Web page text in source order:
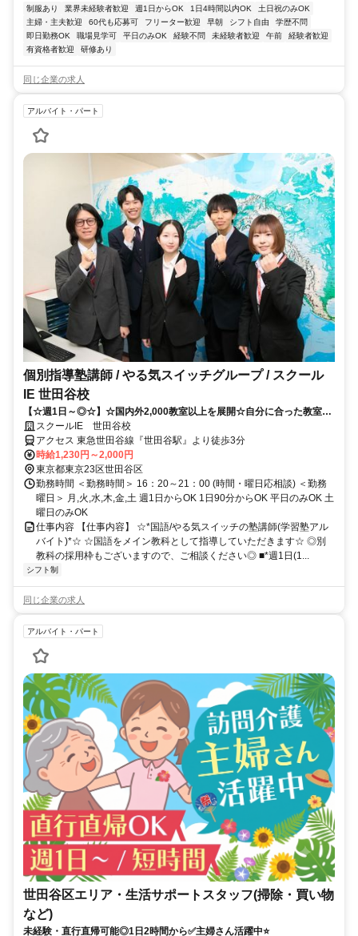
制服あり 業界未経験者歓迎 週1日からOK 1日4時間以内OK
土日祝のみOK
主婦・主夫歓迎
60代も応募可 フリーター歓迎 早朝 シフト自由
学歴不問
即日勤務OK
職場見学可 平日のみOK 経験不問 未経験者歓迎 午前
経験者歓迎
有資格者歓迎
研修あり
同じ企業の求人
アルバイト・パート
個別指導塾講師 / やる気スイッチグループ / スクール
IE 世田谷校
【☆週1日～◎☆】☆国内外2,000教室以上を展開☆自分に合った教室が
見つかる！！
スクールIE 世田谷校
アクセス 東急世田谷線『世田谷駅』より徒歩3分
時給1,230円～2,000円
東京都東京23区世田谷区
勤務時間 ＜勤務時間＞ 16：20～21：00 (時間・曜日応相談) ＜勤務
曜日＞ 月,火,水,木,金,土 週1日からOK 1日90分からOK 平日のみOK 土
曜日のみOK
仕事内容 【仕事内容】 ☆*国語/やる気スイッチの塾講師(学習塾アル
バイト)*☆ ☆国語をメイン教科として指導していただきます☆ ◎別
教科の採用枠もございますので、ご相談ください◎ ■*週1日(1...
シフト制
同じ企業の求人
アルバイト・パート
世田谷区エリア・生活サポートスタッフ(掃除・買い物
など)
未経験・直行直帰可能◎1日2時間から✅主婦さん活躍中⭐